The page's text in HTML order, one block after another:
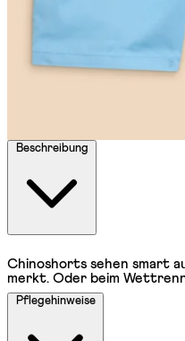
Beschreibung
Chinoshorts sehen smart
merkt. Oder beim
Pflegehinweise